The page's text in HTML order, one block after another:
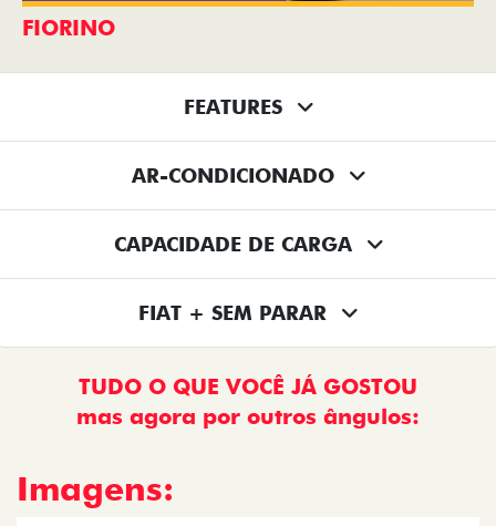
FIORINO
FEATURES
AR-CONDICIONADO
CAPACIDADE DE CARGA
FIAT + SEM PARAR
TUDO O QUE VOCÊ JÁ GOSTOU
mas agora por outros ângulos:
Imagens: